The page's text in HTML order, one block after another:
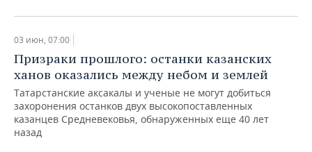
03 июн, 07:00
Призраки прошлого: останки казанских
ханов оказались между небом и землей
Татарстанские аксакалы и ученые не могут добиться
захоронения останков двух высокопоставленных
казанцев Средневековья, обнаруженных еще 40 лет
назад